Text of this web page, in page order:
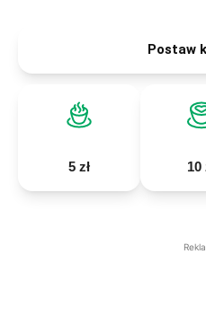
Postaw
5 zł 10